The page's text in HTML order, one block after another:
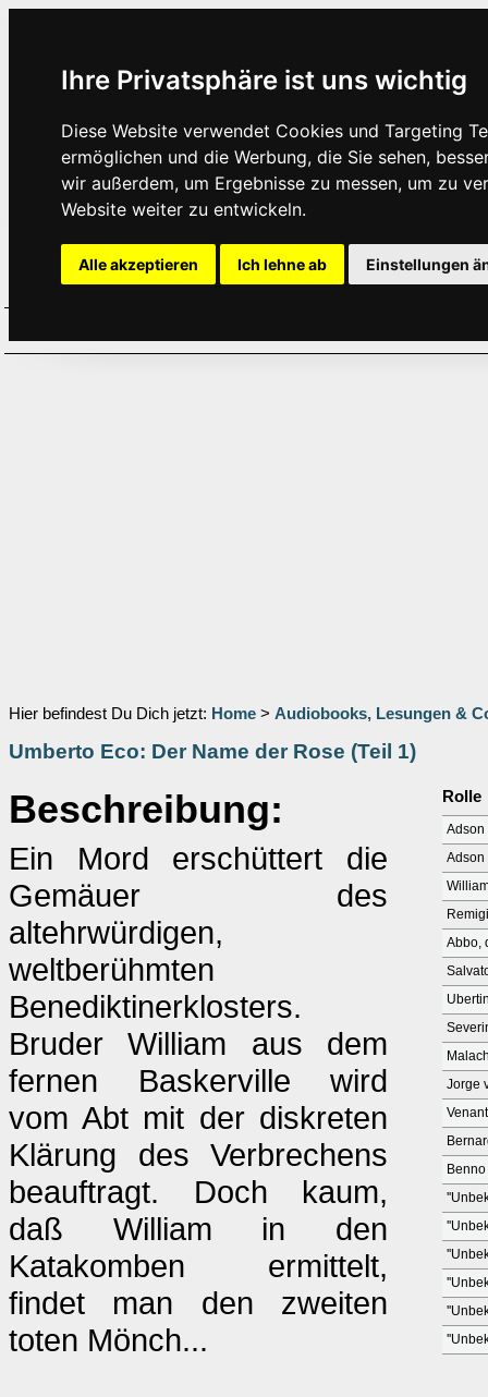
Ihre Privatsphäre ist uns wichtig
Diese Website verwendet Cookies und Targeting
ermöglichen und die Werbung, die Sie sehen,
wir außerdem, um Ergebnisse zu messen, um zu
Website weiter zu entwickeln.
Alle akzeptieren Ich lehne ab Einstellungen
Hier befindest Du Dich jetzt: Home > Audiobooks, Lesungen &
Umberto Eco: Der Name der Rose (Teil 1)
Beschreibung:
Ein Mord erschüttert die
Gemäuer des
altehrwürdigen,
weltberühmten
Benediktinerklosters.
Bruder William aus dem
fernen Baskerville wird
vom Abt mit der diskreten
Klärung des Verbrechens
beauftragt. Doch kaum,
daß William in den
Katakomben ermittelt,
findet man den zweiten
toten Mönch...
Rolle
Adson
Adson
Abbo,
Jorge